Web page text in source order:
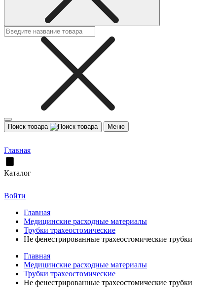
Поиск товара Меню
Главная
Каталог
Войти
Главная
Медицинские расходные материалы
Трубки трахеостомические
Не фенестрированные трахеостомические трубки
Главная
Медицинские расходные материалы
Трубки трахеостомические
Не фенестрированные трахеостомические трубки